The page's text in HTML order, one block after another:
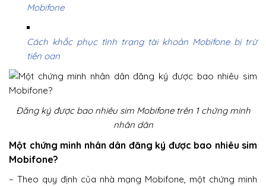
Mobifone
Cách khắc phục tình trạng tài khoản Mobifone bị trừ
tiền oan
Đăng ký được bao nhiêu sim Mobifone trên 1 chứng minh
nhân dân
Một chứng minh nhân dân đăng ký được bao nhiêu sim
Mobifone?
– Theo quy định của nhà mạng Mobifone, một chứng minh